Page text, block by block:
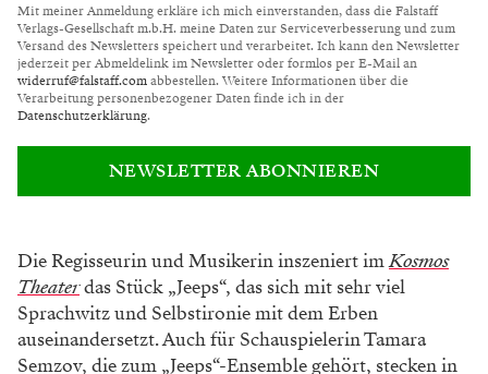
Mit meiner Anmeldung erkläre ich mich einverstanden, dass die Falstaff
Verlags-Gesellschaft m.b.H. meine Daten zur Serviceverbesserung und zum
Versand des Newsletters speichert und verarbeitet. Ich kann den Newsletter
jederzeit per Abmeldelink im Newsletter oder formlos per E-Mail an
widerruf@falstaff.comabbestellen. Weitere Informationen über die
Verarbeitung personenbezogener Daten finde ich in der
Datenschutzerklärung.
NEWSLETTER ABONNIEREN
Die Regisseurin und Musikerin inszeniert imKosmos
Theaterdas Stück „Jeeps“, das sich mit sehr viel
Sprachwitz und Selbstironie mit dem Erben
auseinandersetzt. Auch für Schauspielerin Tamara
Semzov, die zum „Jeeps“-Ensemble gehört, stecken in